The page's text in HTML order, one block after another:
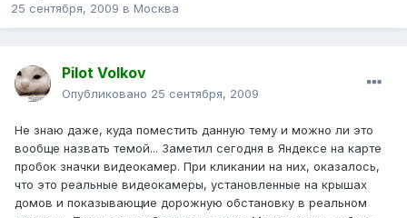
25 сентября, 2009 в Москва
Pilot Volkov
Опубликовано 25 сентября, 2009
Не знаю даже, куда поместить данную тему и можно ли это
вообще назвать темой... Заметил сегодня в Яндексе на карте
пробок значки видеокамер. При кликании на них, оказалось,
что это реальные видеокамеры, установленные на крышах
домов и показывающие дорожную обстановку в реальном